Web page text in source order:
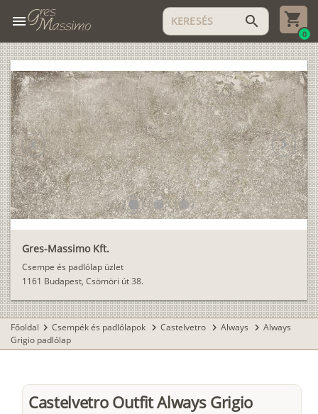
menu search
0
Gres-Massimo Kft.
Csempe és padlólap üzlet
1161 Budapest, Csömöri út 38.
lens lens lens
chevron_left chevron_right
Főoldal chevron_right Csempék és padlólapok chevron_right Castelvetro chevron_right Always chevron_right Always
Grigio padlólap
Castelvetro Outfit Always Grigio